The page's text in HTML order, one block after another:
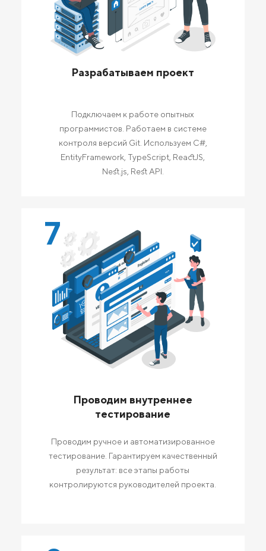
Разрабатываем проект
Подключаем к работе опытных
программистов. Работаем в системе
контроля версий Git. Используем C#,
EntityFramework, TypeScript, ReactJS,
Nest.js, Rest API.
7
Проводим внутреннее
тестирование
Проводим ручное и автоматизированное
тестирование. Гарантируем качественный
результат: все этапы работы
контролируются руководителей проекта.